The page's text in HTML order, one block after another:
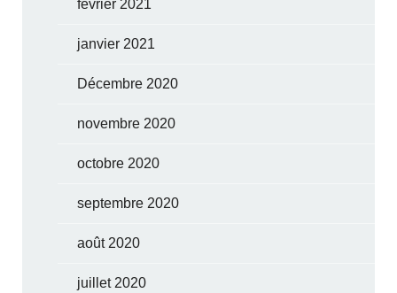
février 2021
janvier 2021
Décembre 2020
novembre 2020
octobre 2020
septembre 2020
août 2020
juillet 2020